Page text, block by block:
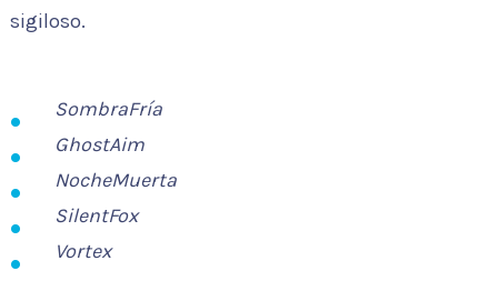
sigiloso.
SombraFría
GhostAim
NocheMuerta
SilentFox
Vortex